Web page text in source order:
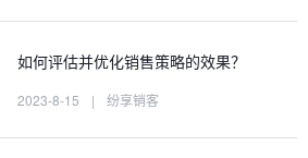
如何评估并优化销售策略的效果？
2023-8-15 | 纷享销客